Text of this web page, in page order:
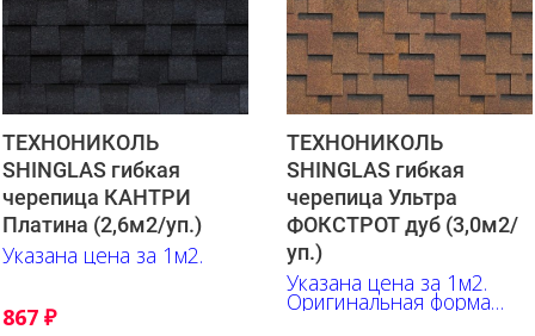
ТЕХНОНИКОЛЬ
SHINGLAS гибкая
черепица КАНТРИ
Платина (2,6м2/уп.)
Указана цена за 1м2.
867 ₽
ТЕХНОНИКОЛЬ
SHINGLAS гибкая
черепица Ультра
ФОКСТРОТ дуб (3,0м2/
уп.)
Указана цена за 1м2.
Оригинальная форма
гонта, выгодно